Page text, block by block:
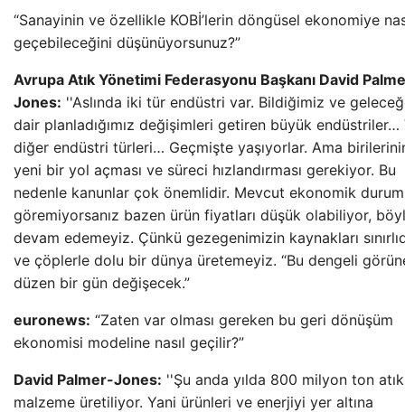
“Sanayinin ve özellikle KOBİ’lerin döngüsel ekonomiye
geçebileceğini düşünüyorsunuz?”
Avrupa Atık Yönetimi Federasyonu Başkanı David
Jones: ''Aslında iki tür endüstri var. Bildiğimiz ve
dair planladığımız değişimleri getiren büyük endüstriler…
diğer endüstri türleri… Geçmişte yaşıyorlar. Ama
yeni bir yol açması ve süreci hızlandırması gerekiyor. Bu
nedenle kanunlar çok önemlidir. Mevcut ekonomik
göremiyorsanız bazen ürün fiyatları düşük olabiliyor,
devam edemeyiz. Çünkü gezegenimizin kaynakları
ve çöplerle dolu bir dünya üretemeyiz. “Bu dengeli
düzen bir gün değişecek.”
euronews: “Zaten var olması gereken bu geri dönüşüm
ekonomisi modeline nasıl geçilir?”
David Palmer-Jones: ''Şu anda yılda 800 milyon ton atık
malzeme üretiliyor. Yani ürünleri ve enerjiyi yer altına